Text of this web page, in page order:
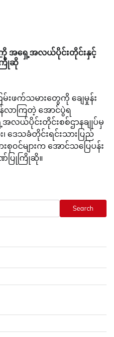
ကို အရှေ့အလယ်ပိုင်းတိုင်းနှင့်
ကြိုဆို
ဖက်သမားတွေကို ချေမှုန်း
လာကြတဲ့ အောင်ပွဲရ
အလယ်ပိုင်းတိုင်းစစ်ဌာနချုပ်မှ
၊ ဒေသခံတိုင်းရင်းသားပြည်
ဝင်များက အောင်သပြေပန်း
ဂုဏ်ပြုကြိုဆို။
Search